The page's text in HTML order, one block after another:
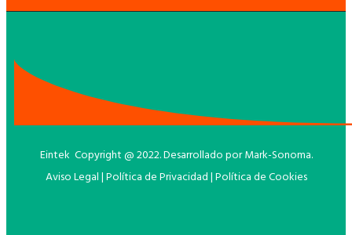
Eintek Copyright @ 2022. Desarrollado porMark-Sonoma.
Aviso Legal|Política de Privacidad|Política de Cookies